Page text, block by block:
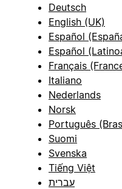
Deutsch
English (UK)
Español
Español
Français
Italiano
Nederlands
Norsk
Português
Suomi
Svenska
Tiếng Việt
עברית